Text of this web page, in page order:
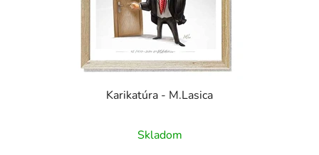
Karikatúra - M.Lasica
Skladom